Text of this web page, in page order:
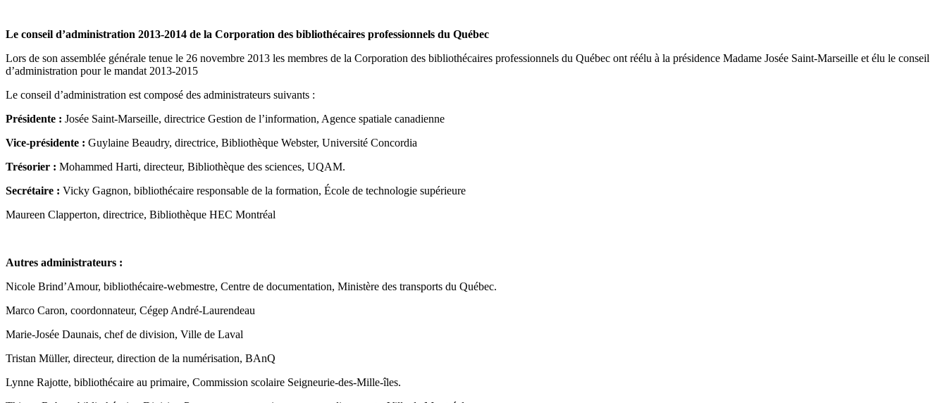
Le conseil d’administration 2013-2014 de la Corporation des bibliothécaires professionnels du Québec
Lors de son assemblée générale tenue le 26 novembre 2013 les membres de la Corporation des bibliothécaires professionnels du Québec ont réélu à la présidence Madame Josée Saint-Marseille et élu le conseil
d’administration pour le mandat 2013-2015
Le conseil d’administration est composé des administrateurs suivants :
Présidente : Josée Saint-Marseille, directrice Gestion de l’information, Agence spatiale canadienne
Vice-présidente : Guylaine Beaudry, directrice, Bibliothèque Webster, Université Concordia
Trésorier : Mohammed Harti, directeur, Bibliothèque des sciences, UQAM.
Secrétaire : Vicky Gagnon, bibliothécaire responsable de la formation, École de technologie supérieure
Maureen Clapperton, directrice, Bibliothèque HEC Montréal
Autres administrateurs :
Nicole Brind’Amour, bibliothécaire-webmestre, Centre de documentation, Ministère des transports du Québec.
Marco Caron, coordonnateur, Cégep André-Laurendeau
Marie-Josée Daunais, chef de division, Ville de Laval
Tristan Müller, directeur, direction de la numérisation, BAnQ
Lynne Rajotte, bibliothécaire au primaire, Commission scolaire Seigneurie-des-Mille-îles.